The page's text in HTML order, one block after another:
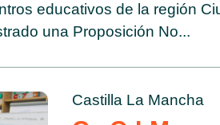
educativos de la región
una Proposición No...
Castilla La Mancha